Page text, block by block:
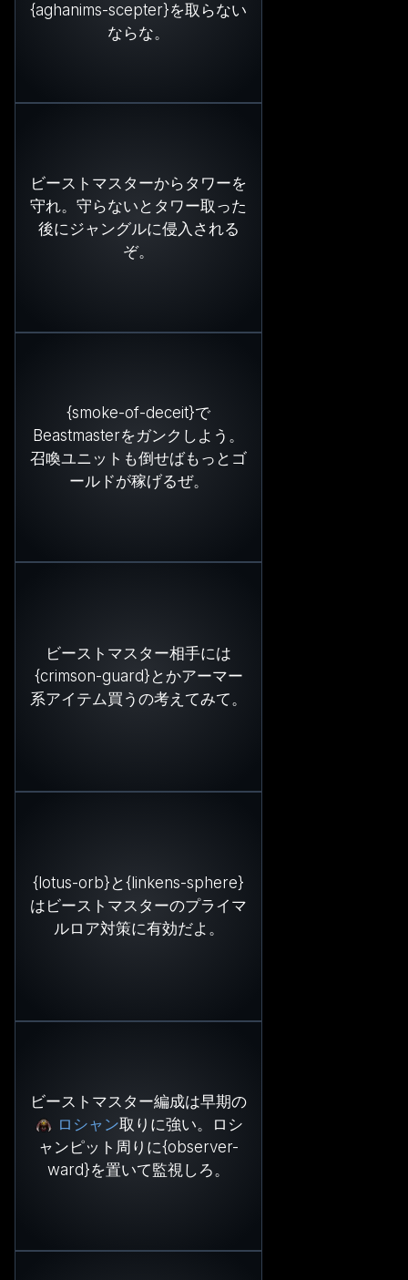
{aghanims-scepter}を取らない
ならな。
ビーストマスターからタワーを
守れ。守らないとタワー取った
後にジャングルに侵入される
ぞ。
{smoke-of-deceit}で
Beastmasterをガンクしよう。
召喚ユニットも倒せばもっとゴ
ールドが稼げるぜ。
ビーストマスター相手には
{crimson-guard}とかアーマー
系アイテム買うの考えてみて。
{lotus-orb}と{linkens-sphere}
はビーストマスターのプライマ
ルロア対策に有効だよ。
ビーストマスター編成は早期の
ロシャン取りに強い。ロシ
ャンピット周りに{observer-
ward}を置いて監視しろ。